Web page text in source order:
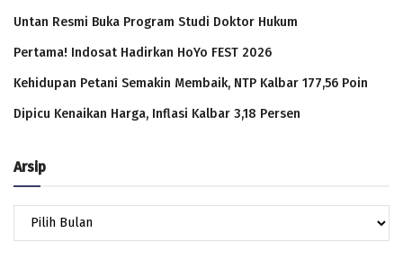
Untan Resmi Buka Program Studi Doktor Hukum
Pertama! Indosat Hadirkan HoYo FEST 2026
Kehidupan Petani Semakin Membaik, NTP Kalbar 177,56 Poin
Dipicu Kenaikan Harga, Inflasi Kalbar 3,18 Persen
Arsip
Arsip